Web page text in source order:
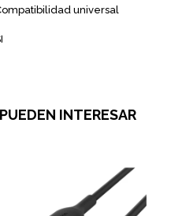
universal
INTERESAR